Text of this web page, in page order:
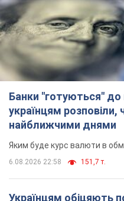
найближчими днями
Яким буде курс валюти в
6.08.2026 22:58 151,7 т.
Українцям обіцяють
мобільних
цими
Як не потрапити в пастку
6.08.2026 21:02 16,5 т.
Найдорожчий
забив "Карабаху" вже